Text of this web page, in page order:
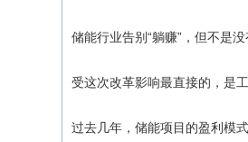
储能行业告别“躺赚”，但不是
受这次改革影响最直接的，是
过去几年，储能项目的盈利模